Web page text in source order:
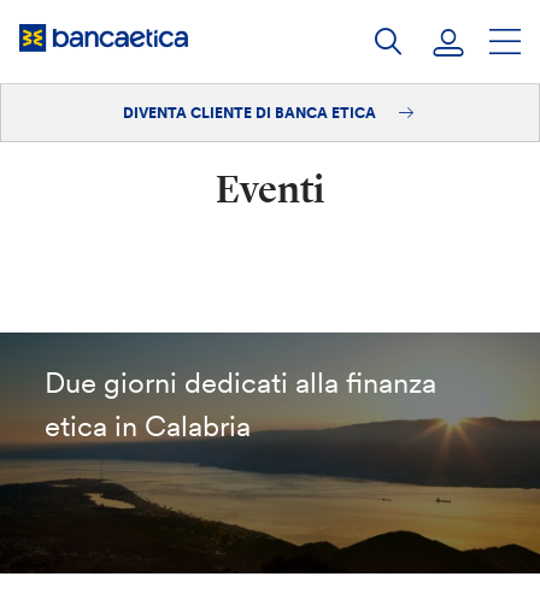
DIVENTA CLIENTE DI BANCA ETICA
Eventi
Due giorni dedicati alla finanza
etica in Calabria